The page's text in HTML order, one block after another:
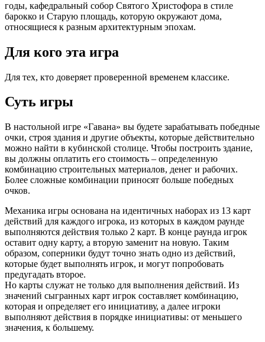
годы, кафедральный собор Святого Христофора в стиле
барокко и Старую площадь, которую окружают дома,
относящиеся к разным архитектурным эпохам.
Для кого эта игра
Для тех, кто доверяет проверенной временем классике.
Суть игры
В настольной игре «Гавана» вы будете зарабатывать победные
очки, строя здания и другие объекты, которые действительно
можно найти в кубинской столице. Чтобы построить здание,
вы должны оплатить его стоимость – определенную
комбинацию строительных материалов, денег и рабочих.
Более сложные комбинации приносят больше победных
очков.
Механика игры основана на идентичных наборах из 13 карт
действий для каждого игрока, из которых в каждом раунде
выполняются действия только 2 карт. В конце раунда игрок
оставит одну карту, а вторую заменит на новую. Таким
образом, соперники будут точно знать одно из действий,
которые будет выполнять игрок, и могут попробовать
предугадать второе.
Но карты служат не только для выполнения действий. Из
значений сыгранных карт игрок составляет комбинацию,
которая и определяет его инициативу, а далее игроки
выполняют действия в порядке инициативы: от меньшего
значения, к большему.